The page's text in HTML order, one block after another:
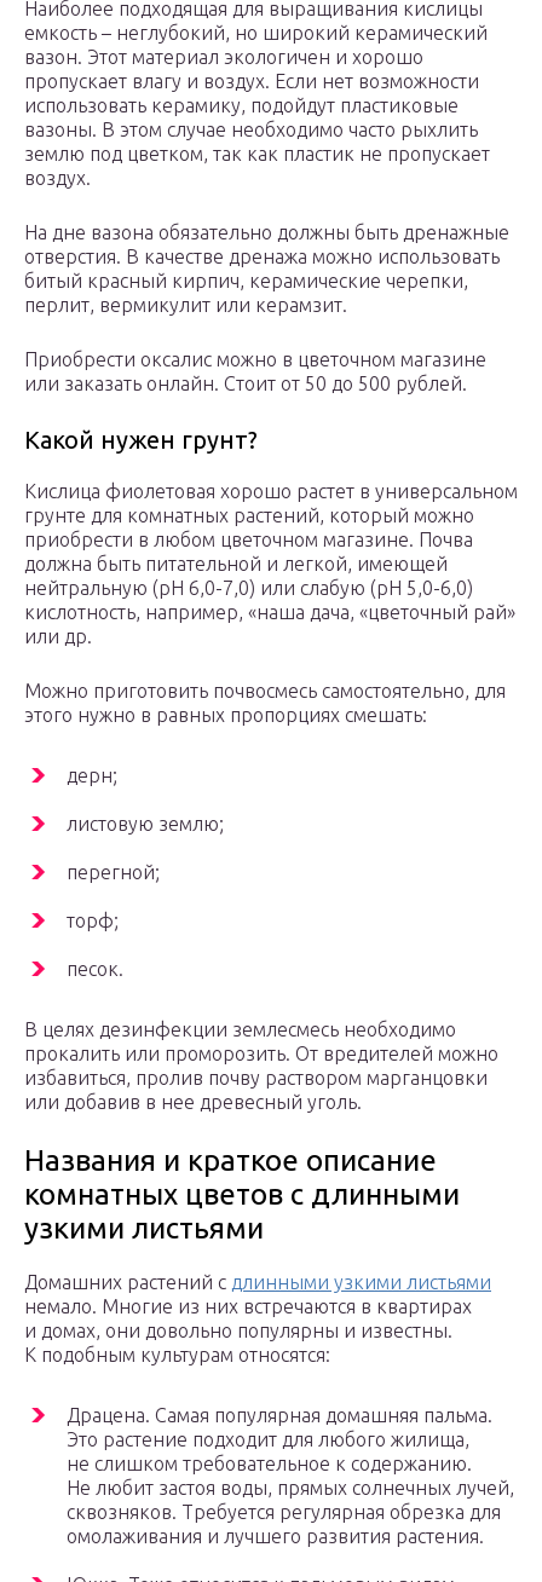
Наиболее подходящая для выращивания кислицы
емкость – неглубокий, но широкий керамический
вазон. Этот материал экологичен и хорошо
пропускает влагу и воздух. Если нет возможности
использовать керамику, подойдут пластиковые
вазоны. В этом случае необходимо часто рыхлить
землю под цветком, так как пластик не пропускает
воздух.
На дне вазона обязательно должны быть дренажные
отверстия. В качестве дренажа можно использовать
битый красный кирпич, керамические черепки,
перлит, вермикулит или керамзит.
Приобрести оксалис можно в цветочном магазине
или заказать онлайн. Стоит от 50 до 500 рублей.
Какой нужен грунт?
Кислица фиолетовая хорошо растет в универсальном
грунте для комнатных растений, который можно
приобрести в любом цветочном магазине. Почва
должна быть питательной и легкой, имеющей
нейтральную (pH 6,0-7,0) или слабую (pH 5,0-6,0)
кислотность, например, «наша дача, «цветочный рай»
или др.
Можно приготовить почвосмесь самостоятельно, для
этого нужно в равных пропорциях смешать:
дерн;
листовую землю;
перегной;
торф;
песок.
В целях дезинфекции землесмесь необходимо
прокалить или проморозить. От вредителей можно
избавиться, пролив почву раствором марганцовки
или добавив в нее древесный уголь.
Названия и краткое описание
комнатных цветов с длинными
узкими листьями
Домашних растений с длинными узкими листьями
немало. Многие из них встречаются в квартирах
и домах, они довольно популярны и известны.
К подобным культурам относятся:
Драцена. Самая популярная домашняя пальма.
Это растение подходит для любого жилища,
не слишком требовательное к содержанию.
Не любит застоя воды, прямых солнечных лучей,
сквозняков. Требуется регулярная обрезка для
омолаживания и лучшего развития растения.